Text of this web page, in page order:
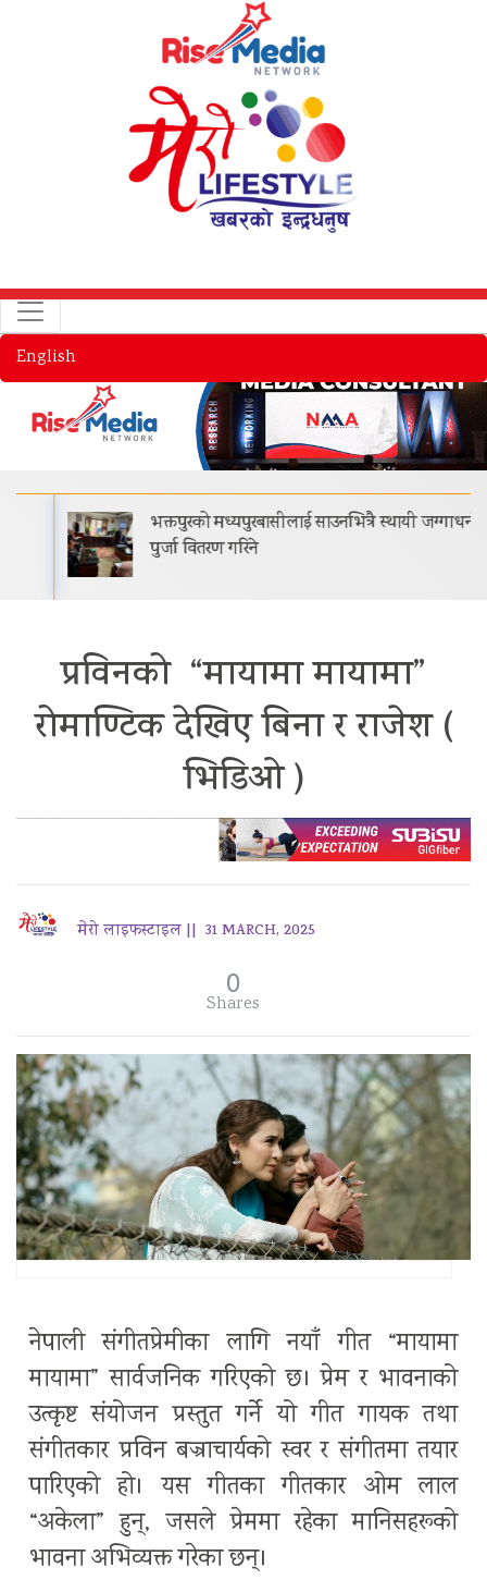
English
भक्तपुरको मध्यपुरबासीलाई साउनभित्रै स्थायी जग्गाधनी
पुर्जा वितरण गरिने
प्रविनको “मायामा मायामा”
रोमाण्टिक देखिए बिना र राजेश (
भिडिओ )
मेरो लाइफस्टाइल || 31 MARCH, 2025
0
Shares
नेपाली संगीतप्रेमीका लागि नयाँ गीत “मायामा
मायामा” सार्वजनिक गरिएको छ। प्रेम र भावनाको
उत्कृष्ट संयोजन प्रस्तुत गर्ने यो गीत गायक तथा
संगीतकार प्रविन बज्राचार्यको स्वर र संगीतमा तयार
पारिएको हो। यस गीतका गीतकार ओम लाल
“अकेला” हुन्, जसले प्रेममा रहेका मानिसहरूको
भावना अभिव्यक्त गरेका छन्।